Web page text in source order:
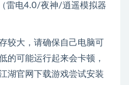
雷电4.0/夜神/逍遥模拟器
较大，请确保自己电脑可
的可能运行起来会卡顿，
湖官网下载游戏尝试安装